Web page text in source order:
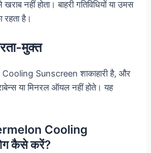
नहीं होता। बाहरी गतिविधियों या उमस
रहता है।
मुक्त
Sunscreen शाकाहारी है, और
या मिनरल ऑयल नहीं होते। यह
Cooling
कैसे करें?